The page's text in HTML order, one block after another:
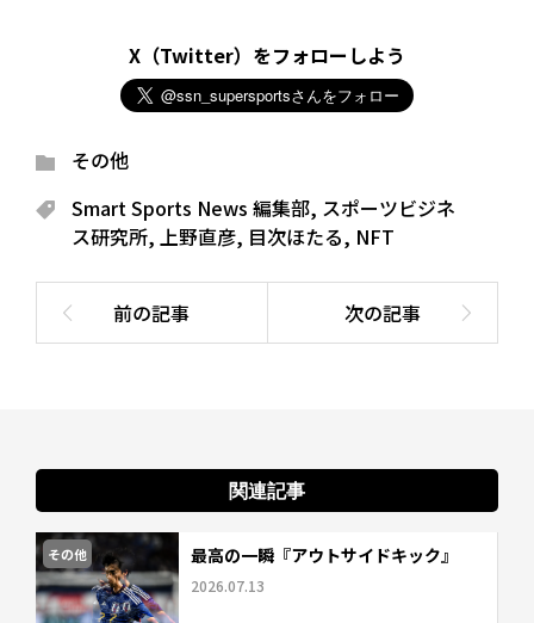
X（Twitter）をフォローしよう
その他
Smart Sports News 編集部, スポーツビジネ
ス研究所, 上野直彦, 目次ほたる, NFT
関連記事
その他 最高の一瞬『アウトサイドキック』
2026.07.13